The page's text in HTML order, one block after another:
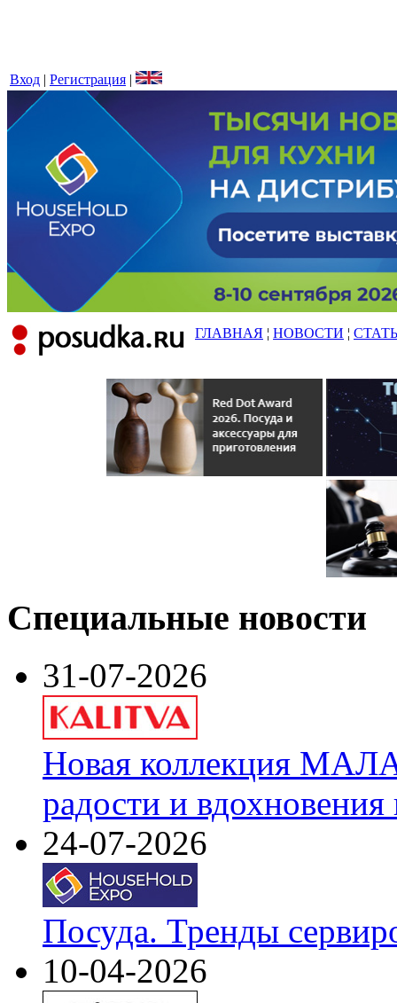
Вход | Регистрация |
ГЛАВНАЯ ¦ НОВОСТИ ¦
Специальные новости
31-07-2026
Новая коллекция
радости и
24-07-2026
Посуда. Тренды
10-04-2026